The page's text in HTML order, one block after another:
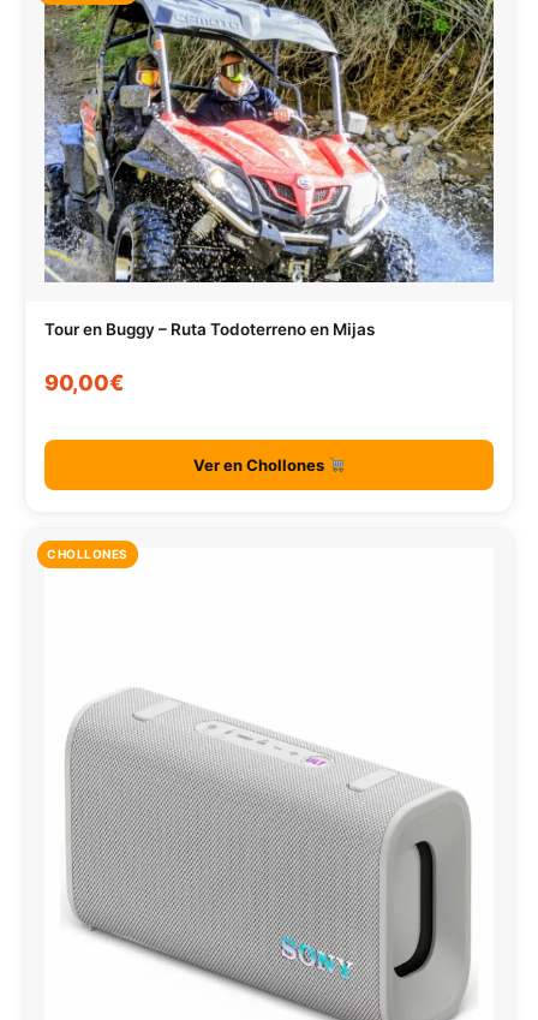
Tour en Buggy – Ruta Todoterreno en Mijas
90,00€
Ver en Chollones
CHOLLONES